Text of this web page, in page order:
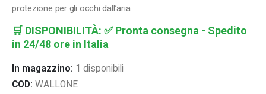
protezione per gli occhi dall’aria.
🛒 DISPONIBILITÀ: ✅ Pronta consegna - Spedito
in 24/48 ore in Italia
In magazzino: 1 disponibili
COD: WALLONE